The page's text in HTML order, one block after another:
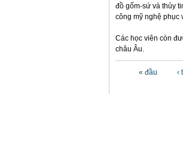
đồ gốm-sứ và thủy
công mỹ nghệ phục
Các học viên còn
châu Âu.
« đầu ‹